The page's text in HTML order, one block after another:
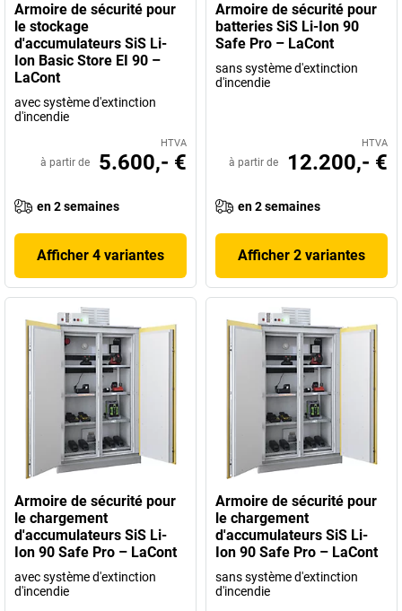
Armoire de sécurité pour
le stockage
d'accumulateurs SiS Li-
Ion Basic Store EI 90 –
LaCont
avec système d'extinction
d'incendie
HTVA
à partir de 5.600,- €
en 2 semaines
Afficher 4 variantes
Armoire de sécurité pour
batteries SiS Li-Ion 90
Safe Pro – LaCont
sans système d'extinction
d'incendie
HTVA
à partir de 12.200,- €
en 2 semaines
Afficher 2 variantes
Armoire de sécurité pour
le chargement
d'accumulateurs SiS Li-
Ion 90 Safe Pro – LaCont
avec système d'extinction
d'incendie
Armoire de sécurité pour
le chargement
d'accumulateurs SiS Li-
Ion 90 Safe Pro – LaCont
sans système d'extinction
d'incendie